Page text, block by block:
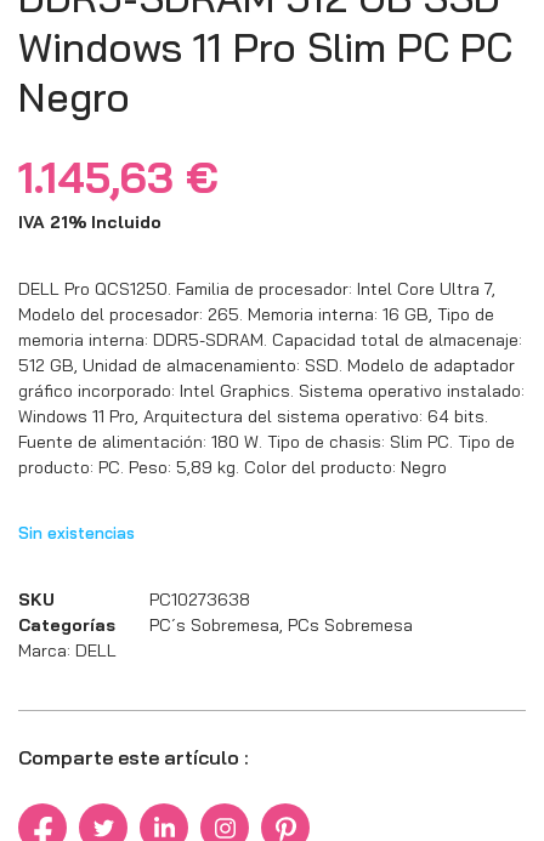
Windows 11 Pro Slim PC PC
Negro
1.145,63 €
IVA 21% Incluido
DELL Pro QCS1250. Familia de procesador: Intel Core Ultra 7,
Modelo del procesador: 265. Memoria interna: 16 GB, Tipo de
memoria interna: DDR5-SDRAM. Capacidad total de almacenaje:
512 GB, Unidad de almacenamiento: SSD. Modelo de adaptador
gráfico incorporado: Intel Graphics. Sistema operativo instalado:
Windows 11 Pro, Arquitectura del sistema operativo: 64 bits.
Fuente de alimentación: 180 W. Tipo de chasis: Slim PC. Tipo de
producto: PC. Peso: 5,89 kg. Color del producto: Negro
Sin existencias
SKU
PC10273638
Categorías
PC´s Sobremesa, PCs Sobremesa
Marca: DELL
Comparte este artículo :